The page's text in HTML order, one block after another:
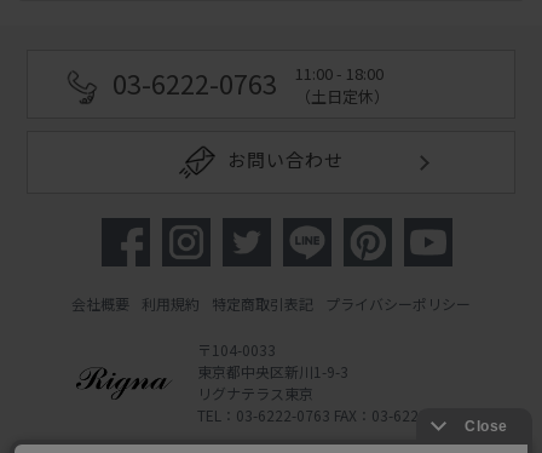
03-6222-0763
11:00 - 18:00
（土日定休）
お問い合わせ
会社概要 利用規約 特定商取引表記 プライバシーポリシー
〒104-0033
東京都中央区新川1-9-3
リグナテラス東京
TEL：03-6222-0763 FAX：03-6222-0762